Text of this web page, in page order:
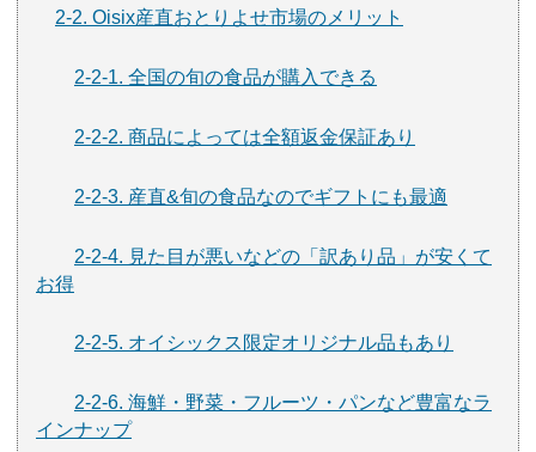
2-2. Oisix産直おとりよせ市場のメリット
2-2-1. 全国の旬の食品が購入できる
2-2-2. 商品によっては全額返金保証あり
2-2-3. 産直&旬の食品なのでギフトにも最適
2-2-4. 見た目が悪いなどの「訳あり品」が安くて
お得
2-2-5. オイシックス限定オリジナル品もあり
2-2-6. 海鮮・野菜・フルーツ・パンなど豊富なラ
インナップ